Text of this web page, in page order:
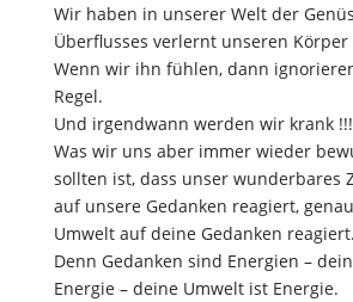
Wir haben in unserer Welt der
Überflusses verlernt unseren
Wenn wir ihn fühlen, dann
Regel.
Und irgendwann werden wir krank !!!
Was wir uns aber immer wieder
sollten ist, dass unser wunderbares
auf unsere Gedanken reagiert,
Umwelt auf deine Gedanken reagiert.
Denn Gedanken sind Energien –
Energie – deine Umwelt ist Energie.